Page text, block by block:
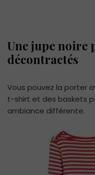
Une jupe noire
décontractés
Vous pouvez la porter
t-shirt et des baskets
ambiance différente.